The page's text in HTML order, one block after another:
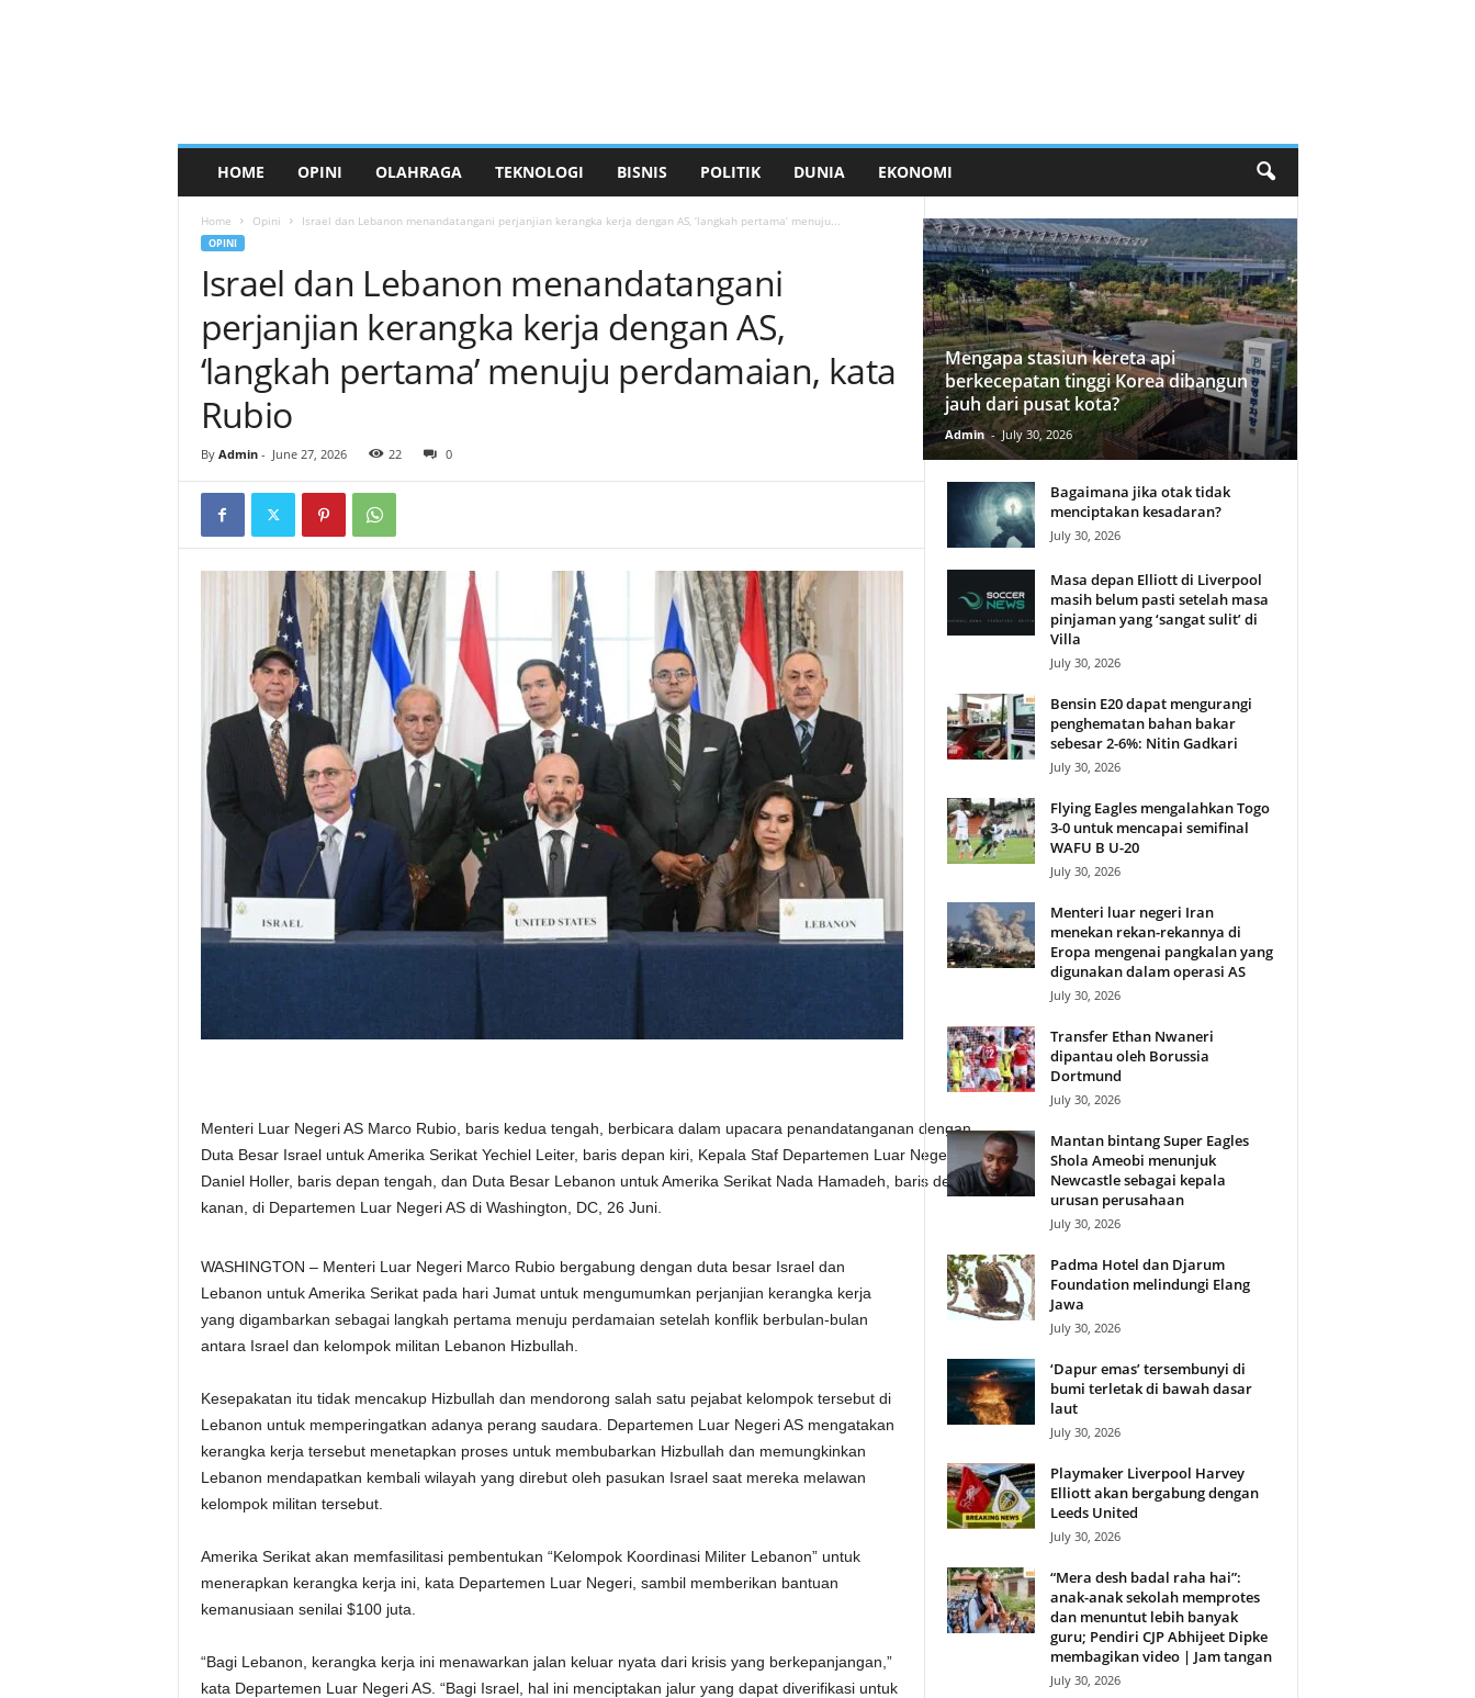
HOME OPINI OLAHRAGA TEKNOLOGI BISNIS POLITIK DUNIA EKONOMI
Home Opini Israel dan Lebanon menandatangani perjanjian kerangka kerja dengan AS, ‘langkah pertama’ menuju...
OPINI
Israel dan Lebanon menandatangani
perjanjian kerangka kerja dengan AS,
‘langkah pertama’ menuju perdamaian, kata
Rubio
By Admin- June 27, 2026 22 0
Menteri Luar Negeri AS Marco Rubio, baris kedua tengah, berbicara dalam upacara penandatanganan dengan
Duta Besar Israel untuk Amerika Serikat Yechiel Leiter, baris depan kiri, Kepala Staf Departemen Luar Negeri
Daniel Holler, baris depan tengah, dan Duta Besar Lebanon untuk Amerika Serikat Nada Hamadeh, baris depan
kanan, di Departemen Luar Negeri AS di Washington, DC, 26 Juni.
WASHINGTON – Menteri Luar Negeri Marco Rubio bergabung dengan duta besar Israel dan
Lebanon untuk Amerika Serikat pada hari Jumat untuk mengumumkan perjanjian kerangka kerja
yang digambarkan sebagai langkah pertama menuju perdamaian setelah konflik berbulan-bulan
antara Israel dan kelompok militan Lebanon Hizbullah.
Kesepakatan itu tidak mencakup Hizbullah dan mendorong salah satu pejabat kelompok tersebut di
Lebanon untuk memperingatkan adanya perang saudara. Departemen Luar Negeri AS mengatakan
kerangka kerja tersebut menetapkan proses untuk membubarkan Hizbullah dan memungkinkan
Lebanon mendapatkan kembali wilayah yang direbut oleh pasukan Israel saat mereka melawan
kelompok militan tersebut.
Amerika Serikat akan memfasilitasi pembentukan “Kelompok Koordinasi Militer Lebanon” untuk
menerapkan kerangka kerja ini, kata Departemen Luar Negeri, sambil memberikan bantuan
kemanusiaan senilai $100 juta.
“Bagi Lebanon, kerangka kerja ini menawarkan jalan keluar nyata dari krisis yang berkepanjangan,”
kata Departemen Luar Negeri AS. “Bagi Israel, hal ini menciptakan jalur yang dapat diverifikasi untuk
Mengapa stasiun kereta api
berkecepatan tinggi Korea dibangun
jauh dari pusat kota?
Admin - July 30, 2026
Bagaimana jika otak tidak
menciptakan kesadaran?
July 30, 2026
Masa depan Elliott di Liverpool
masih belum pasti setelah masa
pinjaman yang ‘sangat sulit’ di
Villa
July 30, 2026
Bensin E20 dapat mengurangi
penghematan bahan bakar
sebesar 2-6%: Nitin Gadkari
July 30, 2026
Flying Eagles mengalahkan Togo
3-0 untuk mencapai semifinal
WAFU B U-20
July 30, 2026
Menteri luar negeri Iran
menekan rekan-rekannya di
Eropa mengenai pangkalan yang
digunakan dalam operasi AS
July 30, 2026
Transfer Ethan Nwaneri
dipantau oleh Borussia
Dortmund
July 30, 2026
Mantan bintang Super Eagles
Shola Ameobi menunjuk
Newcastle sebagai kepala
urusan perusahaan
July 30, 2026
Padma Hotel dan Djarum
Foundation melindungi Elang
Jawa
July 30, 2026
‘Dapur emas’ tersembunyi di
bumi terletak di bawah dasar
laut
July 30, 2026
Playmaker Liverpool Harvey
Elliott akan bergabung dengan
Leeds United
July 30, 2026
“Mera desh badal raha hai”:
anak-anak sekolah memprotes
dan menuntut lebih banyak
guru; Pendiri CJP Abhijeet Dipke
membagikan video | Jam tangan
July 30, 2026